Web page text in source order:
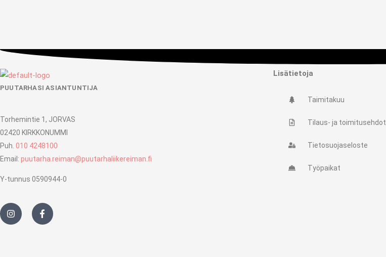
PUUTARHASI ASIANTUNTIJA
Torhemintie 1, JORVAS
02420 KIRKKONUMMI
Puh. 010 4248100
Email: puutarha.reiman@puutarhaliikereiman.fi
Y-tunnus 0590944-0
I
n
s
F
a
c
Lisätietoja
Taimitakuu
Tilaus- ja toimitusehdot
Tietosuojaseloste
Työpaikat